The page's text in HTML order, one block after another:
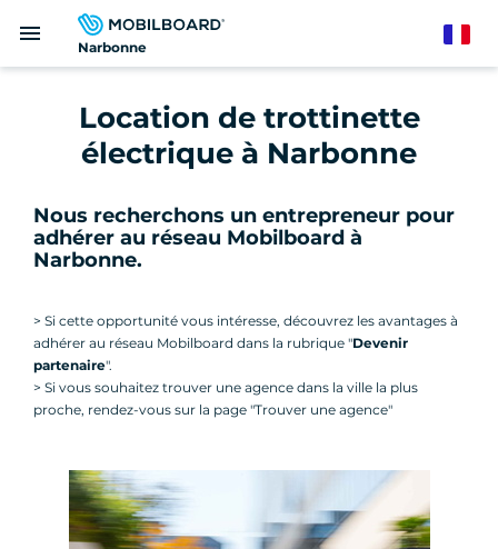
Narbonne
menu
Location de trottinette
électrique à Narbonne
Nous recherchons un entrepreneur pour
adhérer au réseau Mobilboard à
Narbonne.
> Si cette opportunité vous intéresse, découvrez les avantages à
adhérer au réseau Mobilboard dans la rubrique "Devenir
partenaire".
> Si vous souhaitez trouver une agence dans la ville la plus
proche, rendez-vous sur la page "Trouver une agence"